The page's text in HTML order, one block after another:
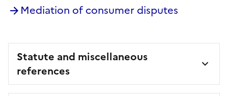
Mediation of consumer disputes
Statute and miscellaneous
references